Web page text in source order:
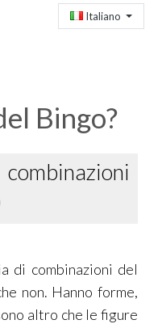
Italiano
Bingo?
di combinazioni del
non. Hanno forme,
altro che le figure